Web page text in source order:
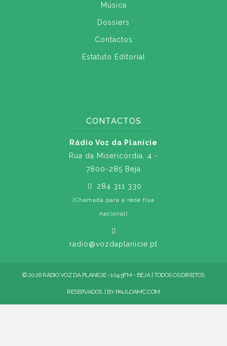
Música
Dossiers
Contactos
Estatuto Editorial
CONTACTOS
Rádio Voz da Planície
Rua da Misericórdia, 4 -
7800-285 Beja
284 311 330
(Chamada para a rede fixa
nacional)
radio@vozdaplanicie.pt
© 2026 RÁDIO VOZ DA PLANÍCIE - 104.5FM - BEJA | TODOS OS DIREITOS
RESERVADOS. | BY PAULOAMC.COM